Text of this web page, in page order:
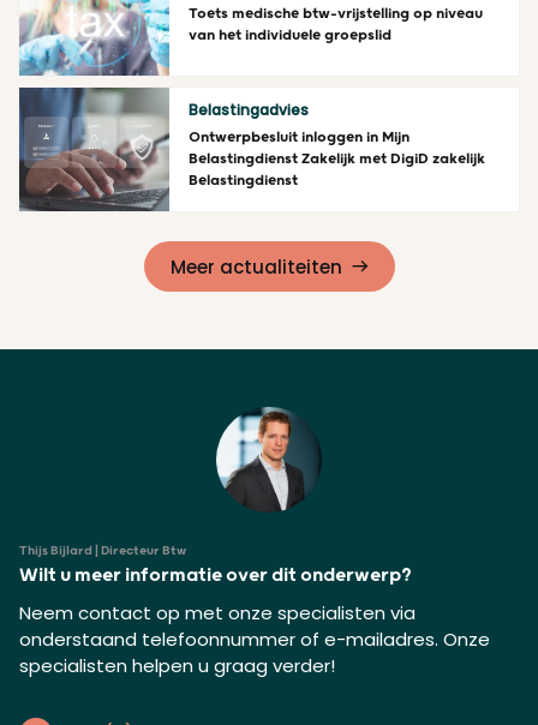
Lees meer
Toets medische btw-vrijstelling op niveau
van het individuele groepslid
Belastingadvies
Ontwerpbesluit inloggen in Mijn
Belastingdienst Zakelijk met DigiD zakelijk
Belastingdienst
Meer actualiteiten
Thijs Bijlard | Directeur Btw
Wilt u meer informatie over dit onderwerp?
Neem contact op met onze specialisten via
onderstaand telefoonnummer of e-mailadres. Onze
specialisten helpen u graag verder!